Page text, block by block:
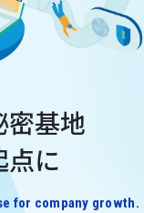
密基地
点に
for company growth.